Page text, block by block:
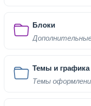
Блоки
Темы и графика
Темы